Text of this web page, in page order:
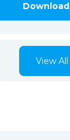
Download
View All